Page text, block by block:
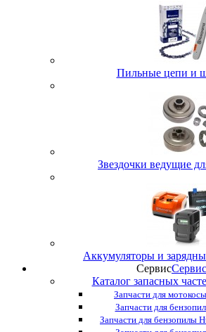
Пильные цепи и
Звездочки ведущие
Аккумуляторы и
СервисСервис
Каталог запасных
Запчасти для
Запчасти для
Запчасти для бензопилы